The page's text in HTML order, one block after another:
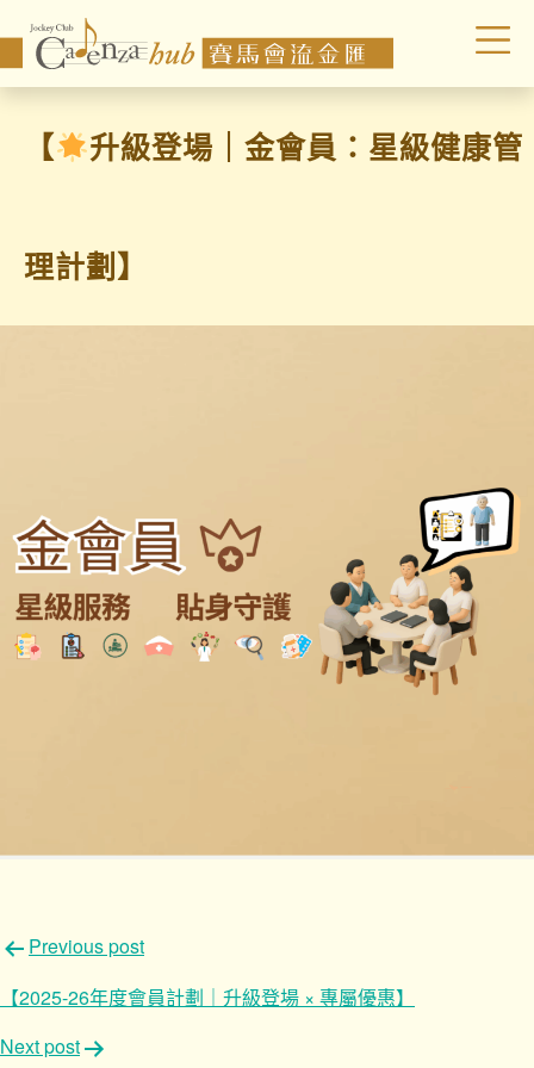
【 升級登場｜金會員：星級健康管
理計劃】
文
章
導
覽
Previous post
【2025-26年度會員計劃｜升級登場 × 專屬優惠】
Next post